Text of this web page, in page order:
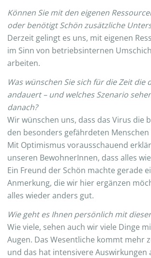
Können Sie mit den eigenen
oder benötigt Schön zusätzliche
Derzeit gelingt es uns, mit eigenen
im Sinn von betriebsinternen
arbeiten.
Was wünschen Sie sich für die Zeit die
andauert – und welches Szenario
danach?
Wir wünschen uns, dass das Virus die
den besonders gefährdeten
Mit Optimismus vorausschauend
unseren BewohnerInnen, dass alles
Ein Freund der Schön machte gerade
Anmerkung, die wir hier ergänzen
alles wieder anders gut.
Wie geht es Ihnen persönlich mit
Wie viele, sehen auch wir viele Dinge
Augen. Das Wesentliche kommt mehr
und das hat intensivere Auswirkungen